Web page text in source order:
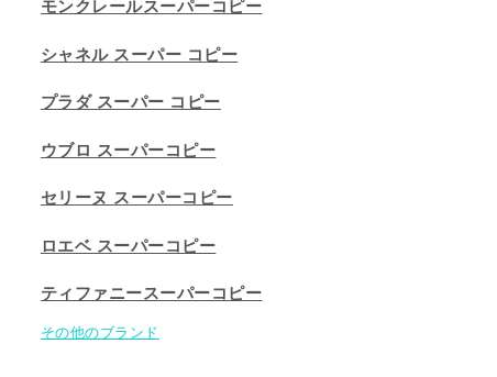
モンクレールスーパーコピー
シャネル スーパー コピー
プラダ スーパー コピー
ウブロ スーパーコピー
セリーヌ スーパーコピー​
ロエベ スーパーコピー
ティファニースーパーコピー
その他のブランド